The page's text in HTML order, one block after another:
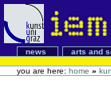
news arts and
you are here: home »